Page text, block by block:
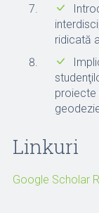
ridicată
proiecte
Linkuri
Google Scholar